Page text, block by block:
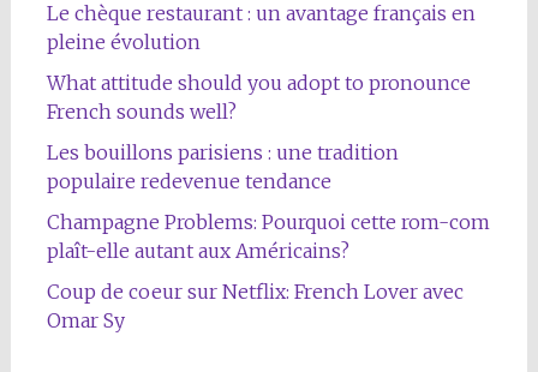
Le chèque restaurant : un avantage français en
pleine évolution
What attitude should you adopt to pronounce
French sounds well?
Les bouillons parisiens : une tradition
populaire redevenue tendance
Champagne Problems: Pourquoi cette rom-com
plaît-elle autant aux Américains?
Coup de coeur sur Netflix: French Lover avec
Omar Sy